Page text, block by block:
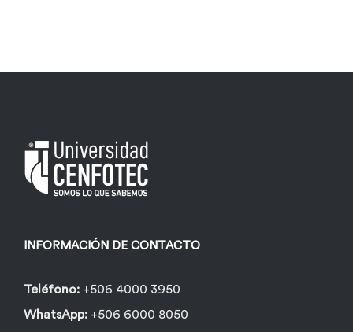
INFORMACIÓN DE CONTACTO
Teléfono: +506 4000 3950
WhatsApp: +506 6000 8050